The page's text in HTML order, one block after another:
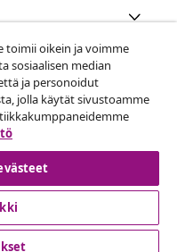
on vidaXL Marketplace
verkkosivu
toimii oikein ja voimme
sosiaalisen median
ja personoidut
jolla käytät sivustoamme